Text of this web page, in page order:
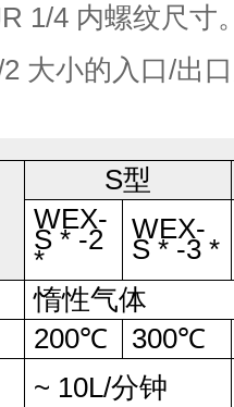
1/4 内螺纹尺寸
大小的入口/出
S型
WEX-
S * -2
*
WEX-
S * -3 *
惰性气体
200℃
300℃
~ 10L/分钟